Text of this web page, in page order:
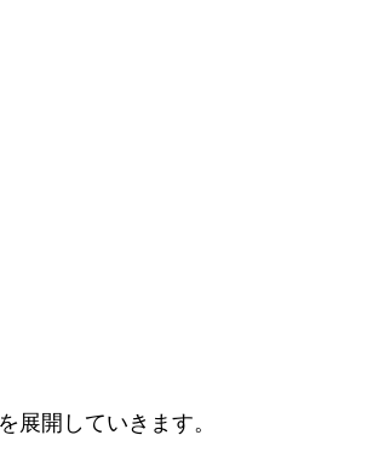
開していきます。